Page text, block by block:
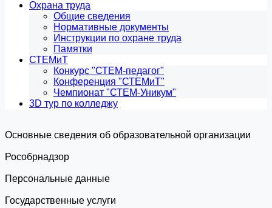
Охрана труда
Общие сведения
Нормативные документы
Инструкции по охране труда
Памятки
СТЕМиТ
Конкурс "СТЕМ-педагог"
Конференция "СТЕМиТ"
Чемпионат "СТЕМ-Уникум"
3D тур по колледжу
Основные сведения об образовательной организации
Роcобрнадзор
Персональные данные
Государственные услуги